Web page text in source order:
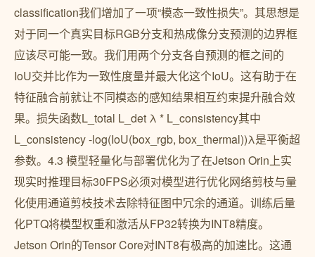
classification我们增加了一项“模态一致性损失”。其思想是
对于同一个真实目标RGB分支和热成像分支预测的边界框
应该尽可能一致。我们用两个分支各自预测的框之间的
IoU交并比作为一致性度量并最大化这个IoU。这有助于在
特征融合前就让不同模态的感知结果相互约束提升融合效
果。损失函数L_total L_det λ * L_consistency其中
L_consistency -log(IoU(box_rgb, box_thermal))λ是平衡超
参数。4.3 模型轻量化与部署优化为了在Jetson Orin上实
现实时推理目标30FPS必须对模型进行优化网络剪枝与量
化使用通道剪枝技术去除特征图中冗余的通道。训练后量
化PTQ将模型权重和激活从FP32转换为INT8精度。
Jetson Orin的Tensor Core对INT8有极高的加速比。这通